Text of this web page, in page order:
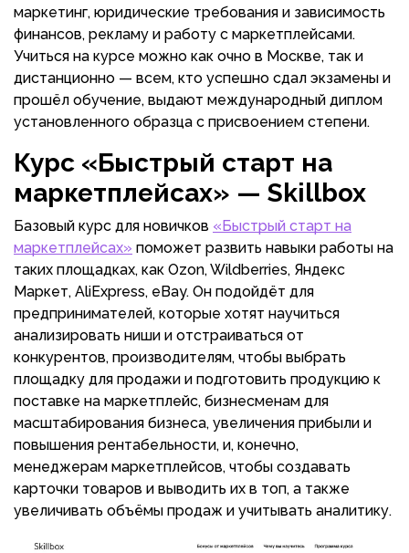
маркетинг, юридические требования и зависимость
финансов, рекламу и работу с маркетплейсами.
Учиться на курсе можно как очно в Москве, так и
дистанционно — всем, кто успешно сдал экзамены и
прошёл обучение, выдают международный диплом
установленного образца с присвоением степени.
Курс «Быстрый старт на
маркетплейсах» — Skillbox
Базовый курс для новичков «Быстрый старт на
маркетплейсах» поможет развить навыки работы на
таких площадках, как Ozon, Wildberries, Яндекс
Маркет, AliExpress, eBay. Он подойдёт для
предпринимателей, которые хотят научиться
анализировать ниши и отстраиваться от
конкурентов, производителям, чтобы выбрать
площадку для продажи и подготовить продукцию к
поставке на маркетплейс, бизнесменам для
масштабирования бизнеса, увеличения прибыли и
повышения рентабельности, и, конечно,
менеджерам маркетплейсов, чтобы создавать
карточки товаров и выводить их в топ, а также
увеличивать объёмы продаж и учитывать аналитику.